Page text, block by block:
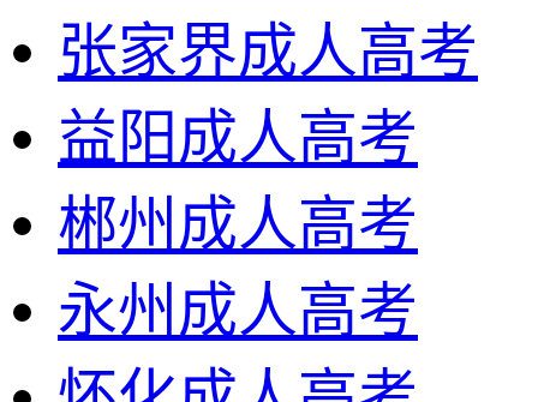
张家界成人高考
益阳成人高考
郴州成人高考
永州成人高考